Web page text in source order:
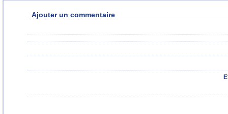
Ajouter un commentaire